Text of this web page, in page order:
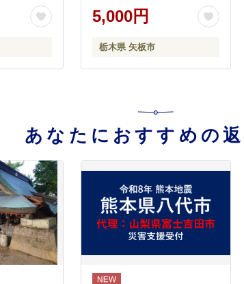
5,000円
栃木県 矢板市
あなたにおすすめの